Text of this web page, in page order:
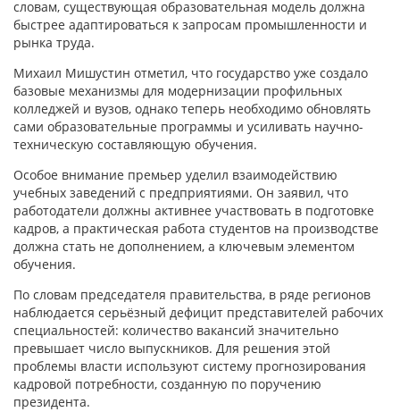
словам, существующая образовательная модель должна
быстрее адаптироваться к запросам промышленности и
рынка труда.
Михаил Мишустин отметил, что государство уже создало
базовые механизмы для модернизации профильных
колледжей и вузов, однако теперь необходимо обновлять
сами образовательные программы и усиливать научно-
техническую составляющую обучения.
Особое внимание премьер уделил взаимодействию
учебных заведений с предприятиями. Он заявил, что
работодатели должны активнее участвовать в подготовке
кадров, а практическая работа студентов на производстве
должна стать не дополнением, а ключевым элементом
обучения.
По словам председателя правительства, в ряде регионов
наблюдается серьёзный дефицит представителей рабочих
специальностей: количество вакансий значительно
превышает число выпускников. Для решения этой
проблемы власти используют систему прогнозирования
кадровой потребности, созданную по поручению
президента.